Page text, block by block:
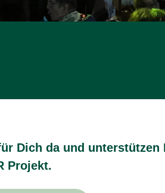
Dich da und unterstützen
Projekt.